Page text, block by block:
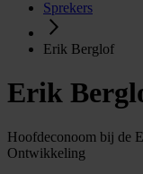
Sprekers
Erik Berglof
Erik
Hoofdeconoom bij de
Ontwikkeling